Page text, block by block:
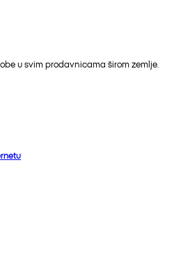
u svim prodavnicama širom zemlje.